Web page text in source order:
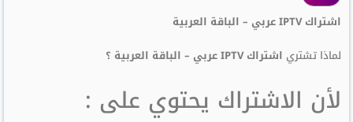
تقييمعملاء
اشتراك IPTV عربي – الباقة العربية
لماذا تشتري اشتراك IPTV عربي – الباقة العربية ؟
لأن الاشتراك يحتوي على :